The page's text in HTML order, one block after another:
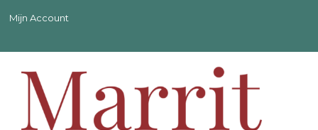
Mijn Account